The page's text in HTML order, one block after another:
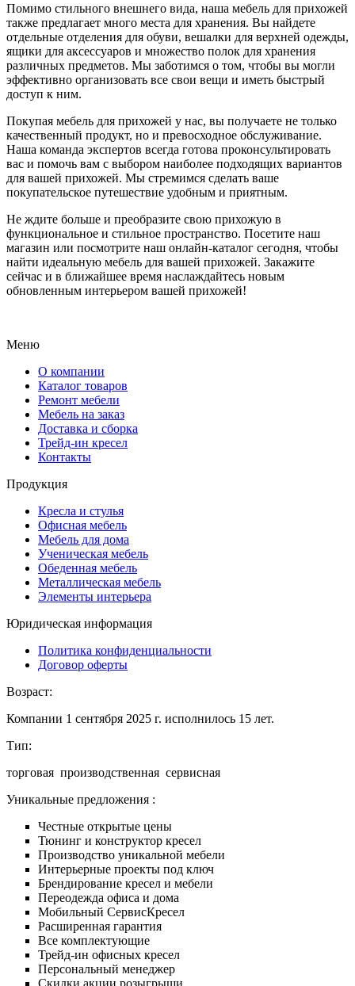
Помимо стильного внешнего вида, наша мебель для прихожей
также предлагает много места для хранения. Вы найдете
отдельные отделения для обуви, вешалки для верхней одежды,
ящики для аксессуаров и множество полок для хранения
различных предметов. Мы заботимся о том, чтобы вы могли
эффективно организовать все свои вещи и иметь быстрый
доступ к ним.
Покупая мебель для прихожей у нас, вы получаете не только
качественный продукт, но и превосходное обслуживание.
Наша команда экспертов всегда готова проконсультировать
вас и помочь вам с выбором наиболее подходящих вариантов
для вашей прихожей. Мы стремимся сделать ваше
покупательское путешествие удобным и приятным.
Не ждите больше и преобразите свою прихожую в
функциональное и стильное пространство. Посетите наш
магазин или посмотрите наш онлайн-каталог сегодня, чтобы
найти идеальную мебель для вашей прихожей. Закажите
сейчас и в ближайшее время наслаждайтесь новым
обновленным интерьером вашей прихожей!
Меню
О компании
Каталог товаров
Ремонт мебели
Мебель на заказ
Доставка и сборка
Трейд-ин кресел
Контакты
Продукция
Кресла и стулья
Офисная мебель
Мебель для дома
Ученическая мебель
Обеденная мебель
Металлическая мебель
Элементы интерьера
Юридическая информация
Политика конфиденциальности
Договор оферты
Возраст:
Компании 1 сентября 2025 г. исполнилось 15 лет.
Тип:
торговая производственная сервисная
Уникальные предложения :
Честные открытые цены
Тюнинг и конструктор кресел
Производство уникальной мебели
Интерьерные проекты под ключ
Брендирование кресел и мебели
Переодежда офиса и дома
Мобильный СервисКресел
Расширенная гарантия
Все комплектующие
Трейд-ин офисных кресел
Персональный менеджер
Скидки акции розыгрыши